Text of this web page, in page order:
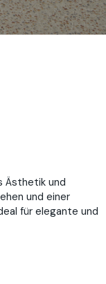
Ästhetik und
und einer
für elegante und